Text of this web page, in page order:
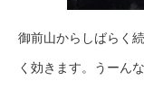
御前山からしばらく
く効きます。うーん